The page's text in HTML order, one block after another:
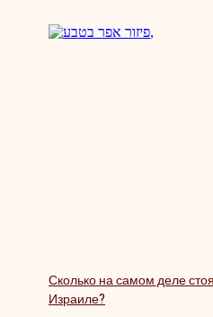
Сколько на самом деле
Израиле?